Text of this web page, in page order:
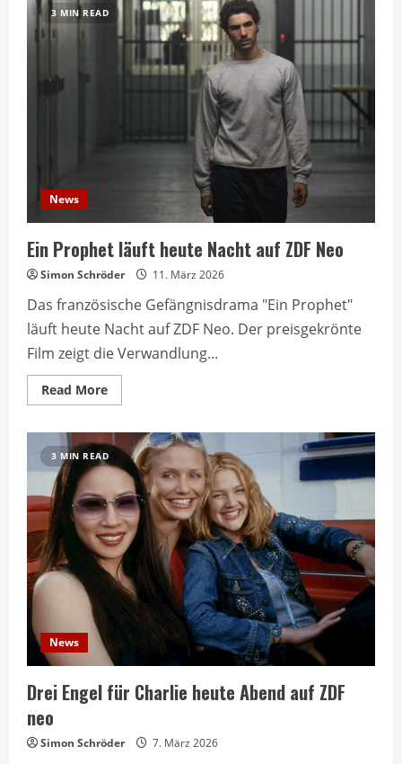
3 MIN READ
News
Ein Prophet läuft heute Nacht auf ZDF Neo
Simon Schröder 11. März 2026
Das französische Gefängnisdrama "Ein Prophet"
läuft heute Nacht auf ZDF Neo. Der preisgekrönte
Film zeigt die Verwandlung...
Read MoreRead
more
Prophet
läuft
heute
Nacht
auf
ZDF
Neo
3 MIN READ
News
Drei Engel für Charlie heute Abend auf ZDF
neo
Simon Schröder 7. März 2026